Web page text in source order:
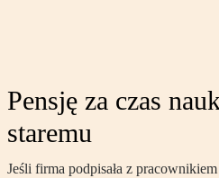
Pensję za czas
staremu
Jeśli firma podpisała z